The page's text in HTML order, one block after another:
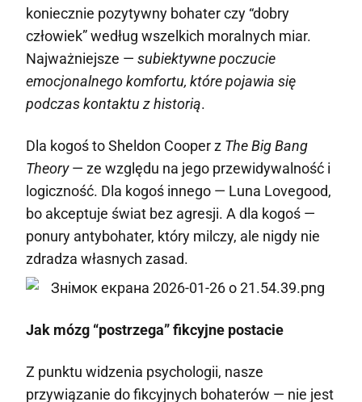
koniecznie pozytywny bohater czy “dobry
człowiek” według wszelkich moralnych miar.
Najważniejsze — subiektywne poczucie
emocjonalnego komfortu, które pojawia się
podczas kontaktu z historią.
Dla kogoś to Sheldon Cooper z The Big Bang
Theory— ze względu na jego przewidywalność i
logiczność. Dla kogoś innego — Luna Lovegood,
bo akceptuje świat bez agresji. A dla kogoś —
ponury antybohater, który milczy, ale nigdy nie
zdradza własnych zasad.
Jak mózg “postrzega” fikcyjne postacie
Z punktu widzenia psychologii, nasze
przywiązanie do fikcyjnych bohaterów — nie jest